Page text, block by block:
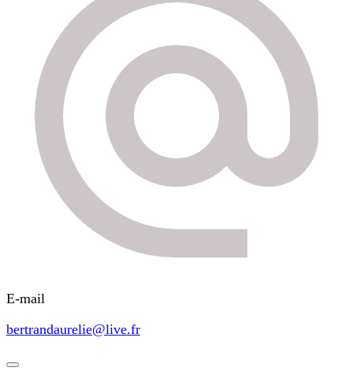
E-mail
bertrandaurelie@live.fr